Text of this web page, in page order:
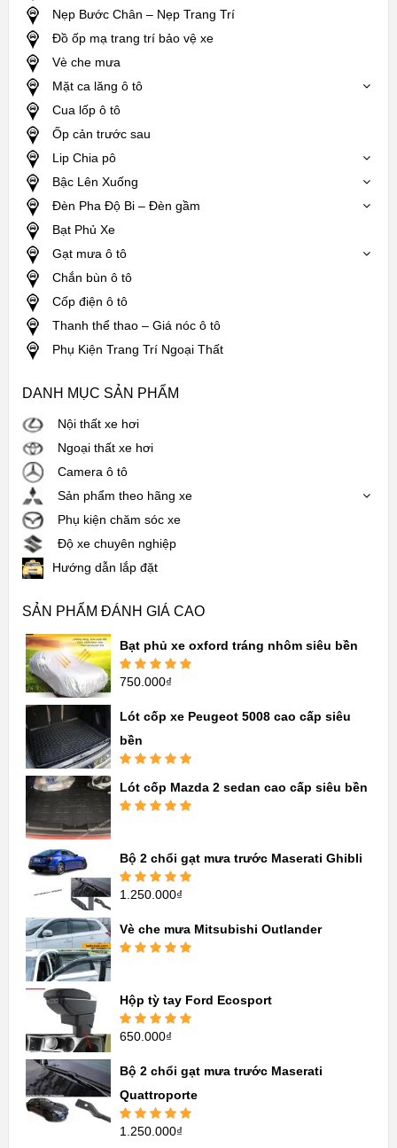
Nẹp Bước Chân – Nẹp Trang Trí
Đồ ốp mạ trang trí bảo vệ xe
Vè che mưa
Mặt ca lăng ô tô
Cua lốp ô tô
Ốp cản trước sau
Lip Chia pô
Bậc Lên Xuống
Đèn Pha Độ Bi – Đèn gầm
Bạt Phủ Xe
Gạt mưa ô tô
Chắn bùn ô tô
Cốp điện ô tô
Thanh thể thao – Giá nóc ô tô
Phụ Kiện Trang Trí Ngoại Thất
DANH MỤC SẢN PHẨM
Nội thất xe hơi
Ngoại thất xe hơi
Camera ô tô
Sản phẩm theo hãng xe
Phụ kiện chăm sóc xe
Độ xe chuyên nghiệp
Hướng dẫn lắp đặt
SẢN PHẨM ĐÁNH GIÁ CAO
Bạt phủ xe oxford tráng nhôm siêu bền
Được xếp
750.000₫
Lót cốp xe Peugeot 5008 cao cấp siêu
bền
hạng5.005
sao
Lót cốp Mazda 2 sedan cao cấp siêu bền
Bộ 2 chổi gạt mưa trước Maserati Ghibli
Được xếp
1.250.000₫
Vè che mưa Mitsubishi Outlander
Hộp tỳ tay Ford Ecosport
Được xếp
650.000₫
Bộ 2 chổi gạt mưa trước Maserati
Quattroporte
Được xếp
1.250.000₫